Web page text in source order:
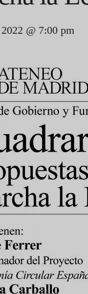
@ 7:00 pm